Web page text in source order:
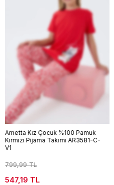
Arnetta Kız Çocuk %100 Pamuk
Kırmızı Pijama Takımı AR3581-C-
V1
799,99 TL
547,19 TL